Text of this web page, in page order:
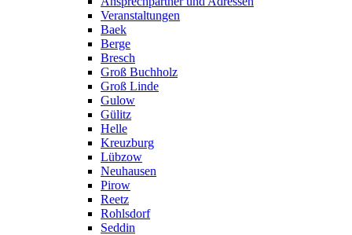
Veranstaltungen
Baek
Berge
Bresch
Groß Buchholz
Groß Linde
Gulow
Gülitz
Helle
Kreuzburg
Lübzow
Neuhausen
Pirow
Reetz
Rohlsdorf
Seddin